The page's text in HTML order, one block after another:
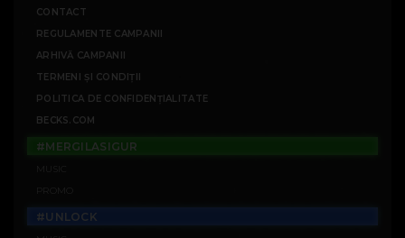
CONTACT
REGULAMENTE CAMPANII
ARHIVĂ CAMPANII
TERMENI ȘI CONDIȚII
POLITICA DE CONFIDENȚIALITATE
BECKS.COM
#MERGILASIGUR
#UNLOCK